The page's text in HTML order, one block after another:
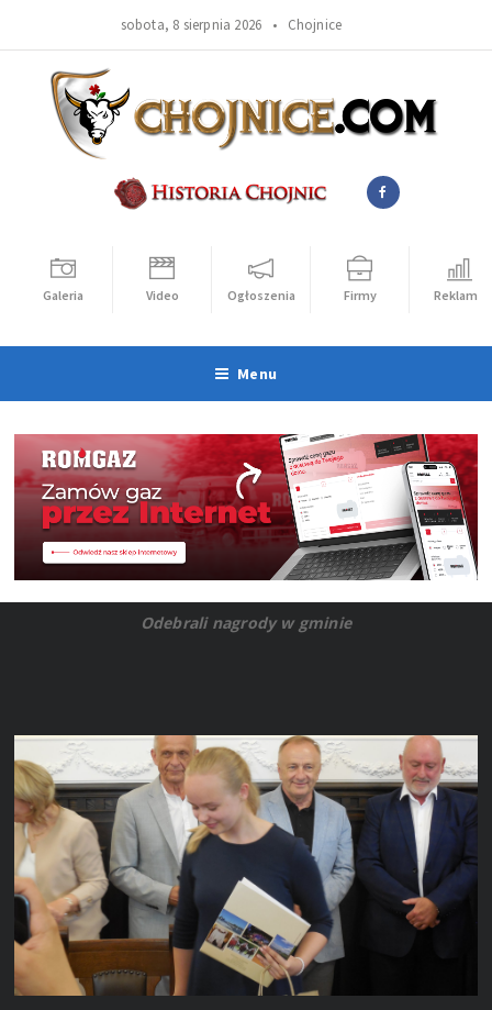
sobota, 8 sierpnia 2026 • Chojnice
Galeria Video Ogłoszenia Firmy Reklama
Menu
Odebrali nagrody w gminie